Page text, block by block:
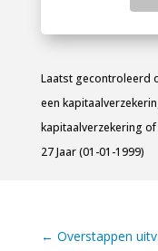
Laatst gecontroleerd
een
kapitaalverzekering
27 Jaar (01-01-1999)
← Overstappen